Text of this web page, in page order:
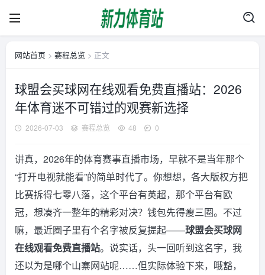
网站首页 > 赛程总览 > 正文
球盟会买球网在线观看免费直播站：2026
年体育迷不可错过的观赛新选择
2026-07-03 赛程总览 48 0
讲真，2026年的体育赛事直播市场，早就不是当年那个
“打开电视就能看”的简单时代了。你想想，各大版权方把
比赛拆得七零八落，这个平台有英超，那个平台有欧
冠，想凑齐一整年的精彩对决？钱包先得瘦三圈。不过
嘛，最近圈子里有个名字被反复提起——球盟会买球网
在线观看免费直播站。说实话，头一回听到这名字，我
还以为是哪个山寨网站呢……但实际体验下来，哦豁，